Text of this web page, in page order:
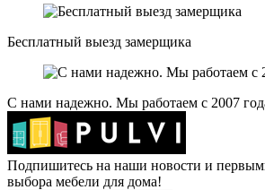
Бесплатный выезд замерщика
С нами надежно. Мы работаем с 2007
Подпишитесь на наши новости и
выбора мебели для дома!